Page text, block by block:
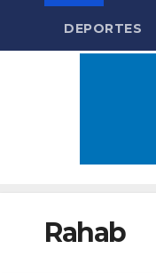
DEPORTES
Rahab